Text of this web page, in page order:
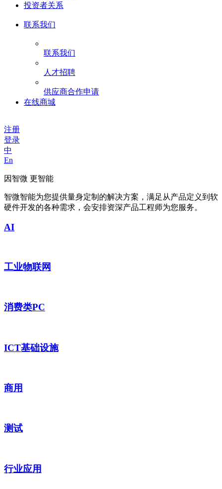
投资者关系
联系我们
联系我们
人才招聘
供应商合作申请
在线商城
注册
登录
中
En
因智微 更智能
智微智能为您提供量身定制的解决方案，满足从产品定义到软
硬件开发的各种需求，会安排资深产品工程师为您服务。
AI
工业物联网
消费类PC
ICT基础设施
商用
测试
行业应用